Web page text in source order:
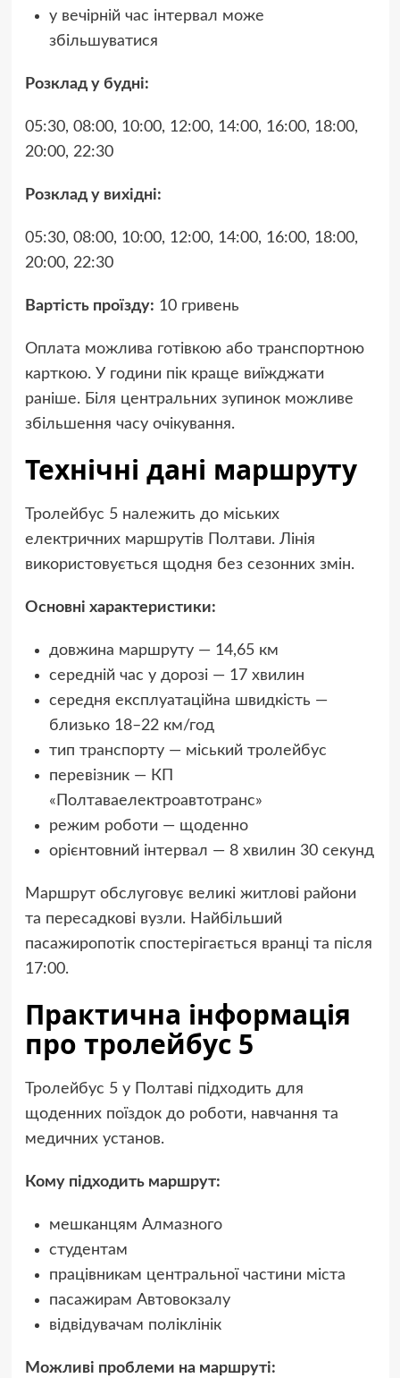
у вечірній час інтервал може
збільшуватися
Розклад у будні:
05:30, 08:00, 10:00, 12:00, 14:00, 16:00, 18:00,
20:00, 22:30
Розклад у вихідні:
05:30, 08:00, 10:00, 12:00, 14:00, 16:00, 18:00,
20:00, 22:30
Вартість проїзду: 10 гривень
Оплата можлива готівкою або транспортною
карткою. У години пік краще виїжджати
раніше. Біля центральних зупинок можливе
збільшення часу очікування.
Технічні дані маршруту
Тролейбус 5 належить до міських
електричних маршрутів Полтави. Лінія
використовується щодня без сезонних змін.
Основні характеристики:
довжина маршруту — 14,65 км
середній час у дорозі — 17 хвилин
середня експлуатаційна швидкість —
близько 18–22 км/год
тип транспорту — міський тролейбус
перевізник — КП
«Полтаваелектроавтотранс»
режим роботи — щоденно
орієнтовний інтервал — 8 хвилин 30 секунд
Маршрут обслуговує великі житлові райони
та пересадкові вузли. Найбільший
пасажиропотік спостерігається вранці та після
17:00.
Практична інформація
про тролейбус 5
Тролейбус 5 у Полтаві підходить для
щоденних поїздок до роботи, навчання та
медичних установ.
Кому підходить маршрут:
мешканцям Алмазного
студентам
працівникам центральної частини міста
пасажирам Автовокзалу
відвідувачам поліклінік
Можливі проблеми на маршруті: